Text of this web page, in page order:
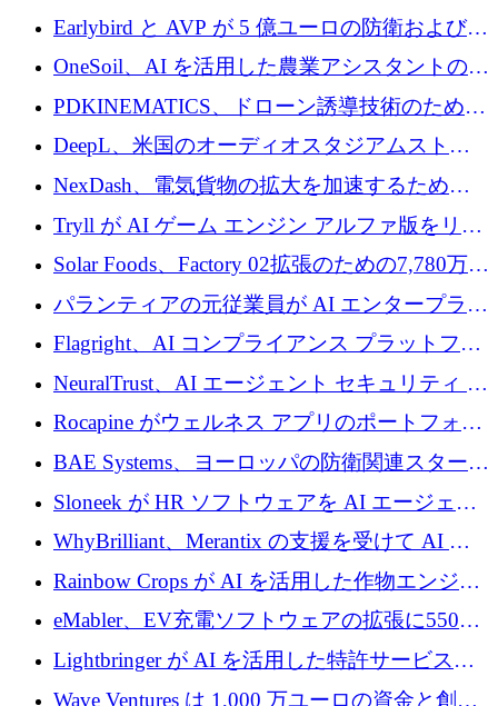
ユーロでMinisaを支援
Earlybird と AVP が 5 億ユーロの防衛および二
重用途の成長基金である E2D を立ち上げる
OneSoil、AI を活用した農業アシスタントの拡
大に​​ 100 万ユーロを確保
PDKINEMATICS、ドローン誘導技術のために
200 万ユーロを調達
DeepL、米国のオーディオスタジアムストリ
ーミング事業Mixhaloを買収
NexDash、電気貨物の拡大を加速するために
EIT Urban Mobilityから250万ユーロを確保
Tryll が AI ゲーム エンジン アルファ版をリリ
ースし、60 万ドルのプレシード資金を確保
Solar Foods、Factory 02拡張のための7,780万ユ
ーロの資金調達パッケージを獲得
パランティアの元従業員が AI エンタープライ
ズ スタートアップの Conduct に 6,000 万ドル
を調達
Flagright、AI コンプライアンス プラットフォ
ームを拡張するためにシリーズ A で 1,250 万
ドルを確保
NeuralTrust、AI エージェント セキュリティ プ
ラットフォームの拡張に 2,000 万ドルを調達
Rocapine がウェルネス アプリのポートフォリ
オを拡大するためにシリーズ A で 1,300 万ド
ルを調達
BAE Systems、ヨーロッパの防衛関連スタート
アップの規模拡大を支援するために 5,000 万
ユーロの支援を開始
Sloneek が HR ソフトウェアを AI エージェン
トに変えるために 600 万ドルを調達
WhyBrilliant、Merantix の支援を受けて AI 求
人マッチングを拡大するために 100 万ユーロ
Rainbow Crops が AI を活用した作物エンジニ
アリングを拡張するために 970 万ユーロを調
eMabler、EV充電ソフトウェアの拡張に550万
ユーロを確保
Lightbringer が AI を活用した特許サービスを
拡大するために 1,000 万ドルを調達
Wave Ventures は 1,000 万ユーロの資金と創設